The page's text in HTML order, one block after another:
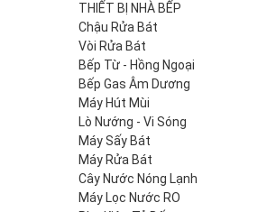
THIẾT BỊ NHÀ BẾP
Chậu Rửa Bát
Vòi Rửa Bát
Bếp Từ - Hồng Ngoại
Bếp Gas Âm Dương
Máy Hút Mùi
Lò Nướng - Vi Sóng
Máy Sấy Bát
Máy Rửa Bát
Cây Nước Nóng Lạnh
Máy Lọc Nước RO